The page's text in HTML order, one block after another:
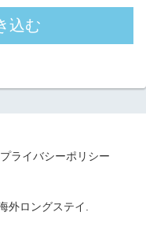
込む
プライバシーポリシー
外ロングステイ.